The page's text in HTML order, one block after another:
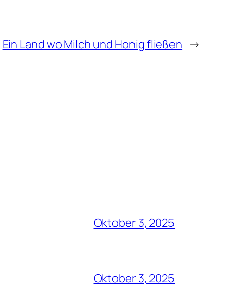
Ein Land wo Milch und Honig fließen →
Oktober 3, 2025
Oktober 3, 2025